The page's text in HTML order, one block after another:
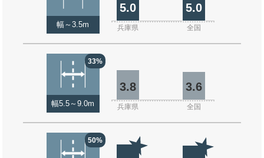
幅～3.5m
5.0 5.0
兵庫県 全国
33%
幅5.5～9.0m
3.8 3.6
兵庫県 全国
50%